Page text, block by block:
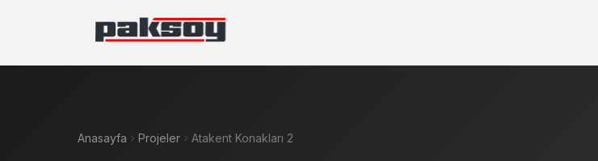
Anasayfa Projeler Atakent Konakları 2